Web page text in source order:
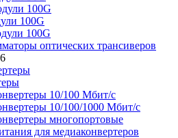
100G
100G
100G
оптических трансиверов
10/100 Мбит/с
10/100/1000 Мбит/c
многопортовые
для медиаконвертеров